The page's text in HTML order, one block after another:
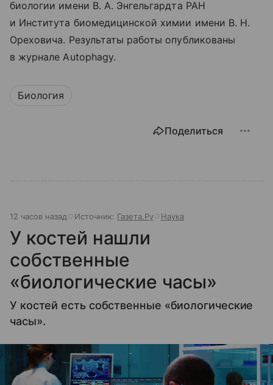
биологии имени В. А. Энгельгардта РАН
и Института биомедицинской химии имени В. Н.
Ореховича. Результаты работы опубликованы
в журнале Autophagy.
Биология
Поделиться
12 часов назад Источник: Газета.Ру Наука
У костей нашли
собственные
«биологические часы»
У костей есть собственные «биологические
часы».